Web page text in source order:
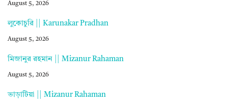
August 5, 2026
লুকোচুরি || Karunakar Pradhan
August 5, 2026
মিজানুর রহমান || Mizanur Rahaman
August 5, 2026
ভাড়াটিয়া || Mizanur Rahaman